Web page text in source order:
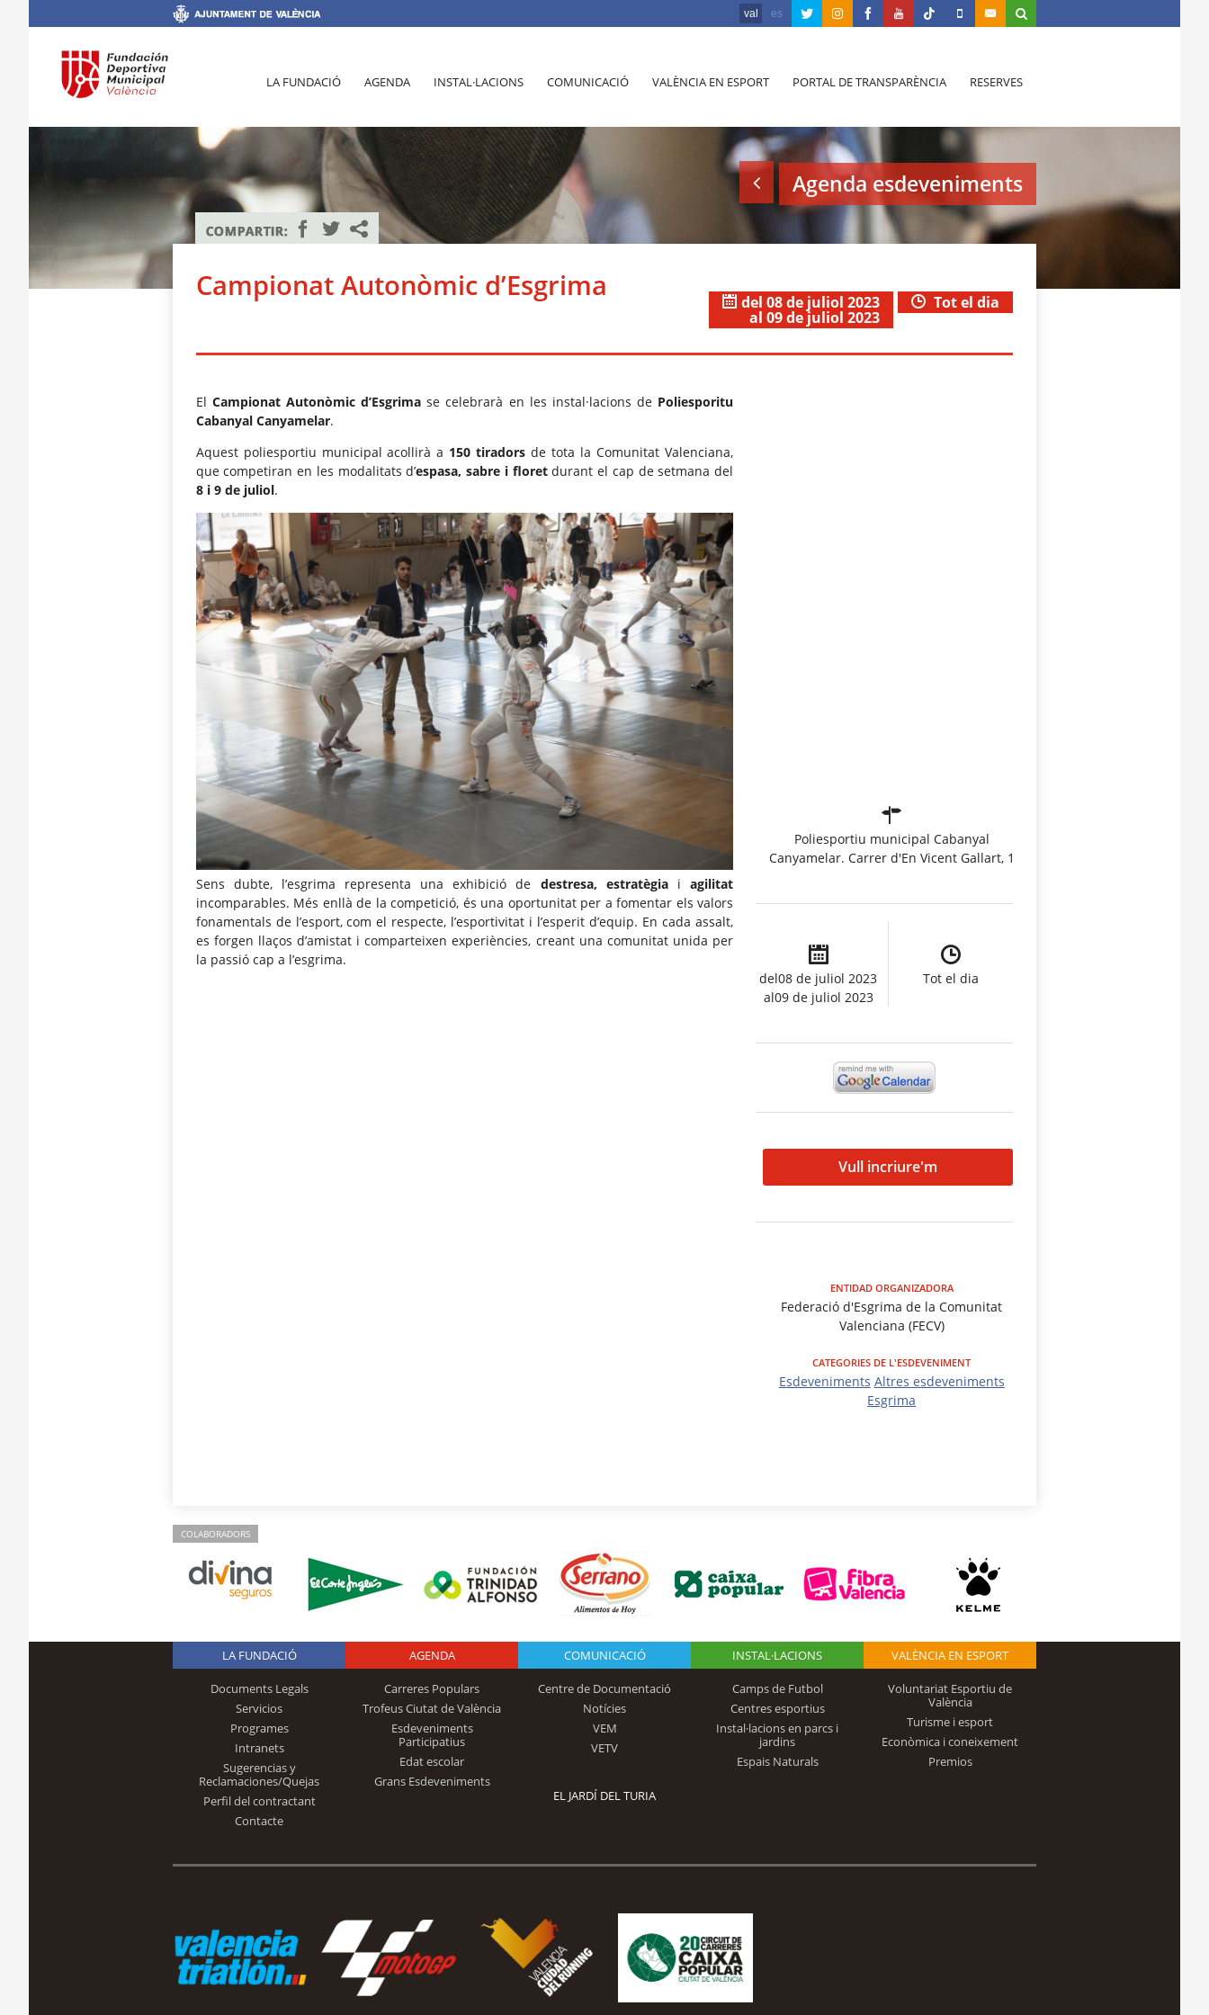
val es
LA FUNDACIÓ AGENDA INSTAL·LACIONS COMUNICACIÓ VALÈNCIA EN ESPORT PORTAL DE TRANSPARÈNCIA RESERVES
Agenda esdeveniments
Campionat Autonòmic d’Esgrima
Tot el dia
del 08 de juliol 2023
al 09 de juliol 2023
El Campionat Autonòmic d’Esgrima se celebrarà en les instal·lacions de Poliesporitu
Cabanyal Canyamelar.
Aquest poliesportiu municipal acollirà a 150 tiradors de tota la Comunitat Valenciana,
que competiran en les modalitats d’espasa, sabre i floretdurant el cap de setmana del
8 i 9 de juliol.
Sens dubte, l’esgrima representa una exhibició de destresa, estratègiaiagilitat
incomparables. Més enllà de la competició, és una oportunitat per a fomentar els valors
fonamentals de l’esport, com el respecte, l’esportivitat i l’esperit d’equip. En cada assalt,
es forgen llaços d’amistat i comparteixen experiències, creant una comunitat unida per
la passió cap a l’esgrima.
Poliesportiu municipal Cabanyal
Canyamelar. Carrer d'En Vicent Gallart, 1
del08 de juliol 2023
al09 de juliol 2023
Tot el dia
Vull incriure'm
ENTIDAD ORGANIZADORA
Federació d'Esgrima de la Comunitat
Valenciana (FECV)
CATEGORIES DE L'ESDEVENIMENT
Esdeveniments Altres esdeveniments
Esgrima
COLABORADORS
Logo Fundación
Trinidad Alfonso
LA FUNDACIÓ
Documents Legals
Servicios
Programes
Intranets
Sugerencias y
Reclamaciones/Quejas
Perfil del contractant
Contacte
AGENDA
Carreres Populars
Trofeus Ciutat de València
Esdeveniments
Participatius
Edat escolar
Grans Esdeveniments
COMUNICACIÓ
Centre de Documentació
Notícies
VEM
VETV
INSTAL·LACIONS
Camps de Futbol
Centres esportius
Instal·lacions en parcs i
jardins
Espais Naturals
VALÈNCIA EN ESPORT
Voluntariat Esportiu de
València
Turisme i esport
Econòmica i coneixement
Premios
EL JARDÍ DEL TURIA